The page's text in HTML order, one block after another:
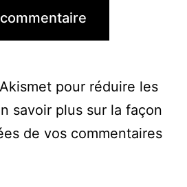
pour réduire les
savoir plus sur la façon
de vos commentaires